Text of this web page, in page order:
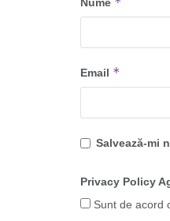
Email *
Salvează-mi
Privacy Policy
Sunt de acord